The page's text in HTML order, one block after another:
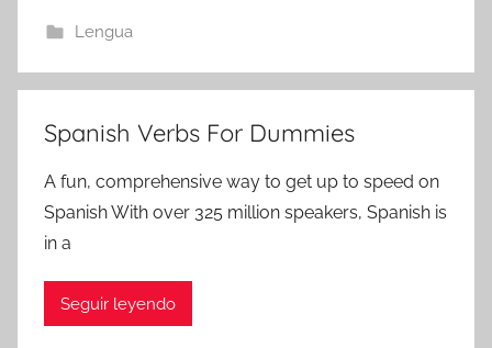
Lengua
Spanish Verbs For Dummies
A fun, comprehensive way to get up to speed on
Spanish With over 325 million speakers, Spanish is
in a
Seguir leyendo